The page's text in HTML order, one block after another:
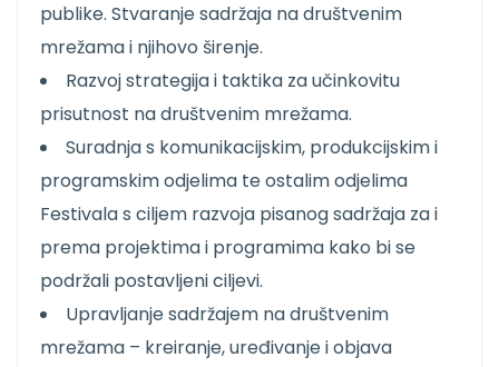
publike. Stvaranje sadržaja na društvenim
mrežama i njihovo širenje.
Razvoj strategija i taktika za učinkovitu
prisutnost na društvenim mrežama.
Suradnja s komunikacijskim, produkcijskim i
programskim odjelima te ostalim odjelima
Festivala s ciljem razvoja pisanog sadržaja za i
prema projektima i programima kako bi se
podržali postavljeni ciljevi.
Upravljanje sadržajem na društvenim
mrežama – kreiranje, uređivanje i objava